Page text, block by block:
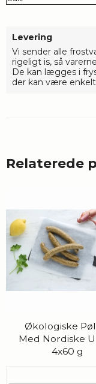
Levering
Vi sender alle
rigeligt is, så
De kan lægges i
der kan være
Relaterede
Økologiske
Med Nordiske
4x60 g